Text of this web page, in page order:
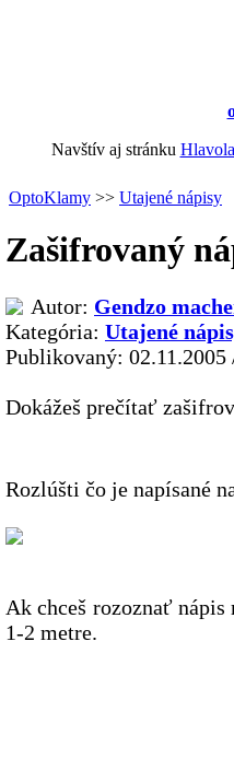
Navštív aj stránku
OptoKlamy >> Utajené nápisy
Zašifrovaný
Autor: Gendzo
Kategória: Utajené
Publikovaný: 02.11.2005
Dokážeš prečítať
Rozlúšti čo je napísané
Ak chceš rozoznať
1-2 metre.